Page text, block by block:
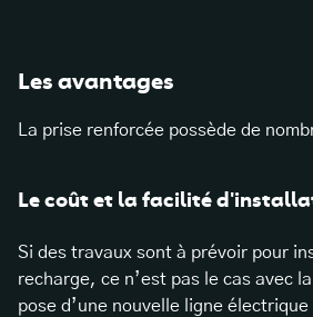
Les avantages
La prise renforcée possède de
Le coût et la facilité
Si des travaux sont à prévoir pour
recharge, ce n’est pas le cas avec
pose d’une nouvelle ligne électrique